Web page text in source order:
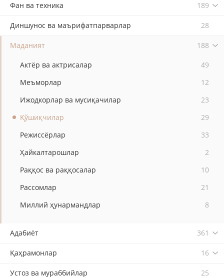
Фан ва техника 189
Диншунос ва маърифатпарварлар 28
Маданият 188
Актёр ва актрисалар
49
Меъморлар
12
Ижодкорлар ва мусиқачилар
23
Қўшиқчилар
29
Режиссёрлар
33
Ҳайкалтарошлар
2
Раққос ва раққосалар
10
Рассомлар
21
Миллий ҳунармандлар
8
Адабиёт 361
Қаҳрамонлар 16
Устоз ва мураббийлар 25